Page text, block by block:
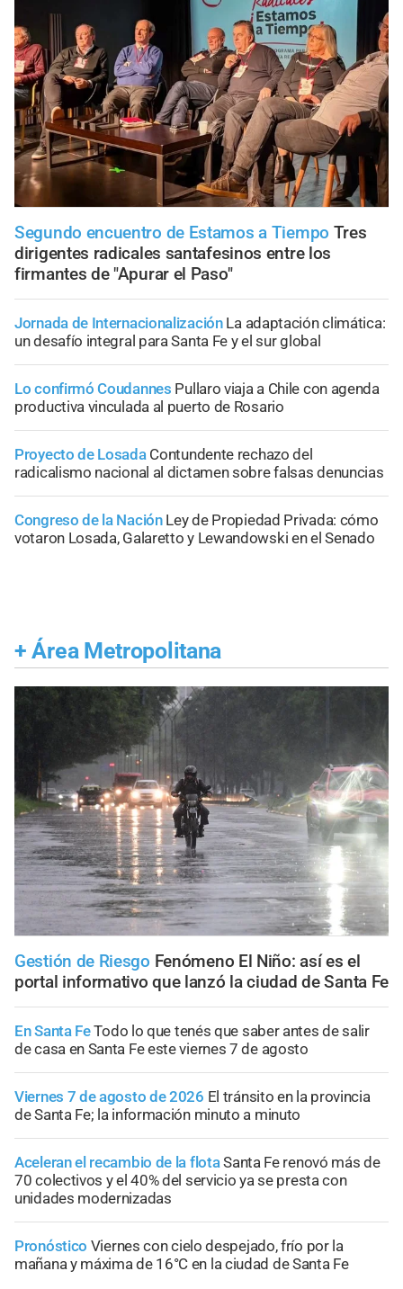
Segundo encuentro de Estamos a Tiempo Tres
dirigentes radicales santafesinos entre los
firmantes de "Apurar el Paso"
Jornada de Internacionalización La adaptación climática:
un desafío integral para Santa Fe y el sur global
Lo confirmó Coudannes Pullaro viaja a Chile con agenda
productiva vinculada al puerto de Rosario
Proyecto de Losada Contundente rechazo del
radicalismo nacional al dictamen sobre falsas denuncias
Congreso de la Nación Ley de Propiedad Privada: cómo
votaron Losada, Galaretto y Lewandowski en el Senado
+ Área Metropolitana
Gestión de Riesgo Fenómeno El Niño: así es el
portal informativo que lanzó la ciudad de Santa Fe
En Santa FeTodo lo que tenés que saber antes de salir
de casa en Santa Fe este viernes 7 de agosto
Viernes 7 de agosto de 2026 El tránsito en la provincia
de Santa Fe; la información minuto a minuto
Aceleran el recambio de la flotaSanta Fe renovó más de
70 colectivos y el 40% del servicio ya se presta con
unidades modernizadas
Pronóstico Viernes con cielo despejado, frío por la
mañana y máxima de 16°C en la ciudad de Santa Fe